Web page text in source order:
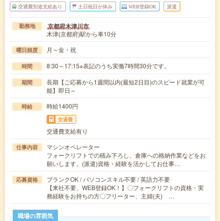
交通費別途支給あり 土日祝日が休み WEB登録OK 派遣
勤務地 京都府木津川市
木津(京都府)駅から車10分
曜日頻度 月～金・祝
時間 8:30～17:15※表記のうち実働7時間30分です。
期間
長期【ご応募から1週間以内(最短2日目)のスピード就業が可
能】即日～
時給 時給1400円
交通費
交通費支給有り
仕事内容
マシンオペレーター
フォークリフトでの積み下ろし、倉庫への格納作業などをお
願いします。(派遣)資格・経験を活かしてお仕事…
応募資格
ブランクOK / パソコンスキル不要 / 英語力不要
【来社不要、WEB登録OK！】〇フォークリフトの資格・実
務経験をお持ちの方〇フリーター、主婦(夫) …
職場の雰囲気